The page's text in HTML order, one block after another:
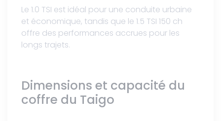
Le 1.0 TSI est idéal pour une conduite urbaine
et économique, tandis que le 1.5 TSI 150 ch
offre des performances accrues pour les
longs trajets.
Dimensions et capacité du
coffre du Taigo